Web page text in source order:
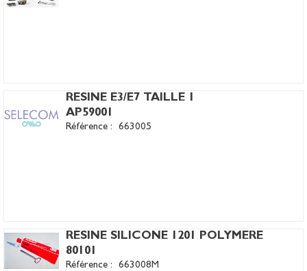
RESINE E3/E7 TAILLE 1
AP59001
Référence : 663005
RESINE SILICONE 1201 POLYMERE
80101
Référence : 663008M